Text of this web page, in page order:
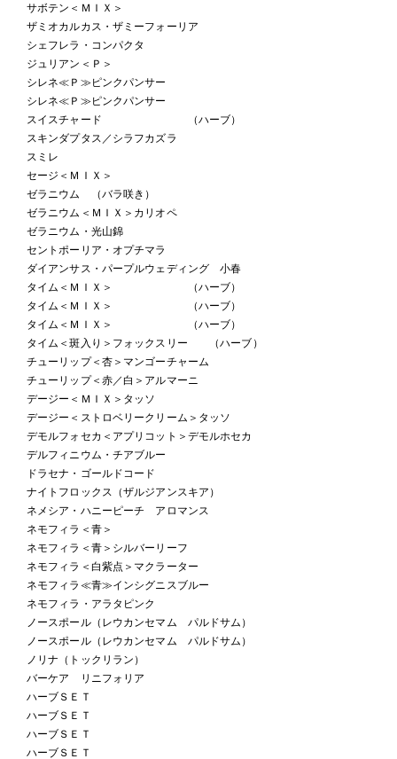
サボテン＜ＭＩＸ＞
ザミオカルカス・ザミーフォーリア
シェフレラ・コンパクタ
ジュリアン＜Ｐ＞
シレネ≪Ｐ≫ピンクパンサー
シレネ≪Ｐ≫ピンクパンサー
スイスチャード （ハーブ）
スキンダプタス／シラフカズラ
スミレ
セージ＜ＭＩＸ＞
ゼラニウム （バラ咲き）
ゼラニウム＜ＭＩＸ＞カリオペ
ゼラニウム・光山錦
セントポーリア・オプチマラ
ダイアンサス・パープルウェディング 小春
タイム＜ＭＩＸ＞ （ハーブ）
タイム＜ＭＩＸ＞ （ハーブ）
タイム＜ＭＩＸ＞ （ハーブ）
タイム＜斑入り＞フォックスリー （ハーブ）
チューリップ＜杏＞マンゴーチャーム
チューリップ＜赤／白＞アルマーニ
デージー＜ＭＩＸ＞タッソ
デージー＜ストロベリークリーム＞タッソ
デモルフォセカ＜アプリコット＞デモルホセカ
デルフィニウム・チアブルー
ドラセナ・ゴールドコード
ナイトフロックス（ザルジアンスキア）
ネメシア・ハニーピーチ アロマンス
ネモフィラ＜青＞
ネモフィラ＜青＞シルバーリーフ
ネモフィラ＜白紫点＞マクラーター
ネモフィラ≪青≫インシグニスブルー
ネモフィラ・アラタピンク
ノースポール（レウカンセマム パルドサム）
ノースポール（レウカンセマム パルドサム）
ノリナ（トックリラン）
バーケア リニフォリア
ハーブＳＥＴ
ハーブＳＥＴ
ハーブＳＥＴ
ハーブＳＥＴ